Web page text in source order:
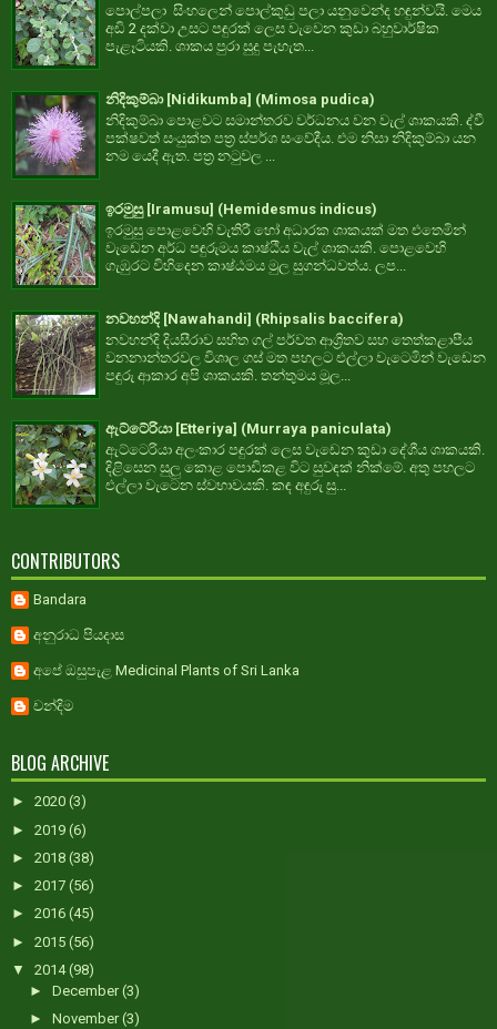
පොල්පලා සිංහලෙන් පොල්කුඩු පලා යනුවෙන්ද හඳුන්වයි. මෙය
අඩි 2 දක්වා උසට පඳුරක් ලෙස වැවෙන කුඩා බහුවාර්ෂික
පැළෑටියකි. ශාකය පුරා සුදු පැහැත...
නිදිකුම්බා [Nidikumba] (Mimosa pudica)
නිදිකුම්බා පොළවට සමාන්තරව වර්ධනය වන වැල් ශාකයකි. ද්වී
පක්ෂවත් සංයුක්ත පත්‍ර ස්පර්ශ සංවේදීය. එම නිසා නිදිකුම්බා යන
නම යෙදී ඇත. පත්‍ර නටුවල ...
ඉරමුසු [Iramusu] (Hemidesmus indicus)
ඉරමුසු පොළවෙහි වැතිරී හෝ අධාරක ශාකයක් මත එතෙමින්
වැඩෙන අර්ධ පඳුරුමය කාෂ්ඨීය වැල් ශාකයකි. පොළවෙහි
ගැඹුරට විහිදෙන කාෂ්ඨමය මුල සුගන්ධවත්ය. ලප...
නවහන්දි [Nawahandi] (Rhipsalis baccifera)
නවහන්දි දියසීරාව සහිත ගල් පර්වත ආශ්‍රිතව සහ තෙත්කළාපීය
වනනාන්තරවල විශාල ගස් මත පහලට එල්ලා වැටෙමින් වැඩෙන
පඳුරු ආකාර අපි ශාකයකි. තන්තුමය මූල...
ඇට්ටේරියා [Etteriya] (Murraya paniculata)
ඇට්ටෙරියා අලංකාර පඳුරක් ලෙස වැඩෙන කුඩා දේශීය ශාකයකි.
දිළිසෙන සුලු කොළ පොඩිකළ විට සුවඳක් නික්මේ. අතු පහලට
එල්ලා වැටෙන ස්වභාවයකි. කඳ අඳුරු සු...
CONTRIBUTORS
Bandara
අනුරාධ පියදාස
අපේ ඔසුපැළ Medicinal Plants of Sri Lanka
චන්දිම
BLOG ARCHIVE
► 2020 (3)
► 2019 (6)
► 2018 (38)
► 2017 (56)
► 2016 (45)
► 2015 (56)
▼ 2014(98)
► December(3)
► November(3)